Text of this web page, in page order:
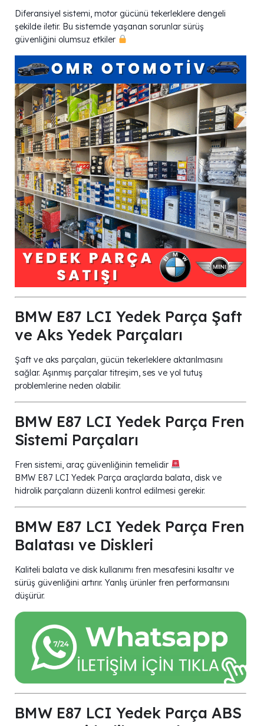
Diferansiyel sistemi, motor gücünü tekerleklere dengeli
şekilde iletir. Bu sistemde yaşanan sorunlar sürüş
güvenliğini olumsuz etkiler
BMW E87 LCI Yedek Parça Şaft
ve Aks Yedek Parçaları
Şaft ve aks parçaları, gücün tekerleklere aktarılmasını
sağlar. Aşınmış parçalar titreşim, ses ve yol tutuş
problemlerine neden olabilir.
BMW E87 LCI Yedek Parça Fren
Sistemi Parçaları
Fren sistemi, araç güvenliğinin temelidir
BMW E87 LCI Yedek Parça araçlarda balata, disk ve
hidrolik parçaların düzenli kontrol edilmesi gerekir.
BMW E87 LCI Yedek Parça Fren
Balatası ve Diskleri
Kaliteli balata ve disk kullanımı fren mesafesini kısaltır ve
sürüş güvenliğini artırır. Yanlış ürünler fren performansını
düşürür.
BMW E87 LCI Yedek Parça ABS